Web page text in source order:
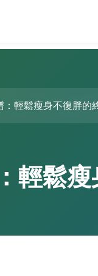
：輕鬆瘦身不復胖的
輕鬆